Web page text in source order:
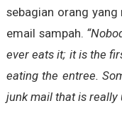
sebagian orang
email sampah.
ever eats it; it is the
eating the entree.
junk mail that is really